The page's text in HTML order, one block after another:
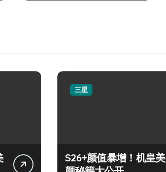
三星
S26+颜值暴增！机皇美